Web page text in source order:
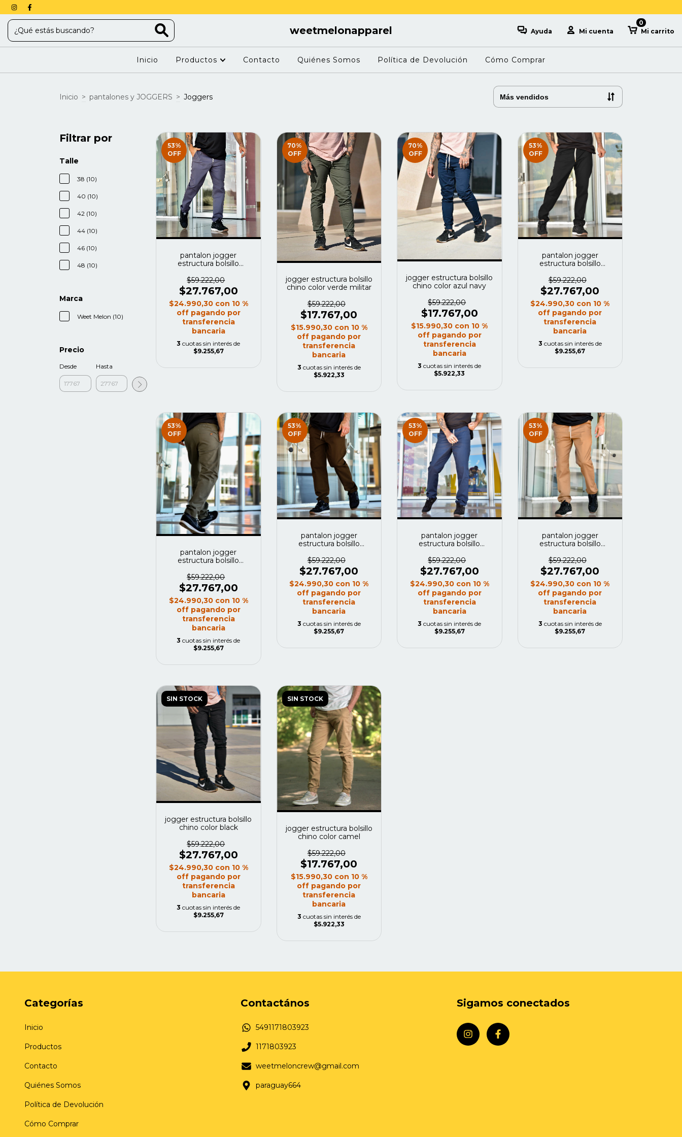
weetmelonapparel Ayuda Mi cuenta Mi carrito
0
Inicio Productos Contacto Quiénes Somos Política de Devolución Cómo Comprar
Inicio > pantalones y JOGGERS > Joggers
Filtrar por
Talle
38 (10)
40 (10)
42 (10)
44 (10)
46 (10)
48 (10)
Marca
Weet Melon (10)
Precio
Desde Hasta
53%
OFF
pantalon jogger
estructura bolsillo
$59.222,00
$27.767,00
$24.990,30 con 10 %
off pagando por
transferencia
bancaria
3 cuotas sin interés de
$9.255,67
70%
OFF
jogger estructura bolsillo
chino color verde militar
$59.222,00
$17.767,00
$15.990,30 con 10 %
off pagando por
transferencia
bancaria
3 cuotas sin interés de
$5.922,33
70%
OFF
jogger estructura bolsillo
chino color azul navy
$59.222,00
$17.767,00
$15.990,30 con 10 %
off pagando por
transferencia
bancaria
3 cuotas sin interés de
$5.922,33
53%
OFF
pantalon jogger
estructura bolsillo
$59.222,00
$27.767,00
$24.990,30 con 10 %
off pagando por
transferencia
bancaria
3 cuotas sin interés de
$9.255,67
53%
OFF
pantalon jogger
estructura bolsillo
militar
$59.222,00
$27.767,00
$24.990,30 con 10 %
off pagando por
transferencia
bancaria
3 cuotas sin interés de
$9.255,67
53%
OFF
pantalon jogger
estructura bolsillo
$59.222,00
$27.767,00
$24.990,30 con 10 %
off pagando por
transferencia
bancaria
3 cuotas sin interés de
$9.255,67
53%
OFF
pantalon jogger
estructura bolsillo
$59.222,00
$27.767,00
$24.990,30 con 10 %
off pagando por
transferencia
bancaria
3 cuotas sin interés de
$9.255,67
53%
OFF
pantalon jogger
estructura bolsillo
$59.222,00
$27.767,00
$24.990,30 con 10 %
off pagando por
transferencia
bancaria
3 cuotas sin interés de
$9.255,67
SIN STOCK
jogger estructura bolsillo
chino color black
$59.222,00
$27.767,00
$24.990,30 con 10 %
off pagando por
transferencia
bancaria
3 cuotas sin interés de
$9.255,67
SIN STOCK
jogger estructura bolsillo
chino color camel
$59.222,00
$17.767,00
$15.990,30 con 10 %
off pagando por
transferencia
bancaria
3 cuotas sin interés de
$5.922,33
Categorías
Inicio
Productos
Contacto
Quiénes Somos
Política de Devolución
Cómo Comprar
Contactános
5491171803923
1171803923
weetmeloncrew@gmail.com
paraguay664
Sigamos conectados